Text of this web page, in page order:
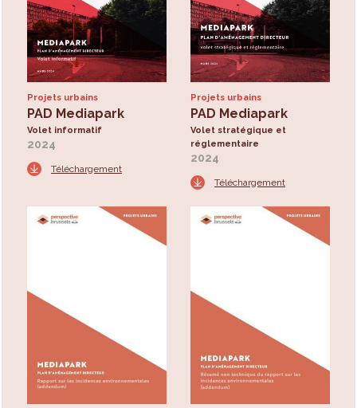
Projets urbains
PAD Mediapark
Volet informatif
2024
Téléchargement
Projets urbains
PAD Mediapark
Volet stratégique et
réglementaire
2024
Téléchargement